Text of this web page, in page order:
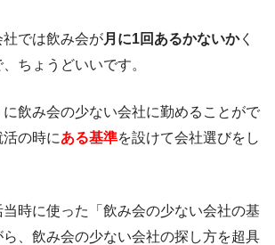
では飲み会が月に1回あるかないかく
ちょうどいいです。
に飲み会の少ない会社に勤めることがで
の時にある基準を設けて会社選びをし
時に使った「飲み会の少ない会社の基
、飲み会の少ない会社の探し方を超具